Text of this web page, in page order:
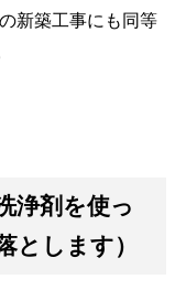
新築工事にも同等
浄剤を使っ
とします）